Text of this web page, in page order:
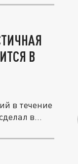
В
в течение
в